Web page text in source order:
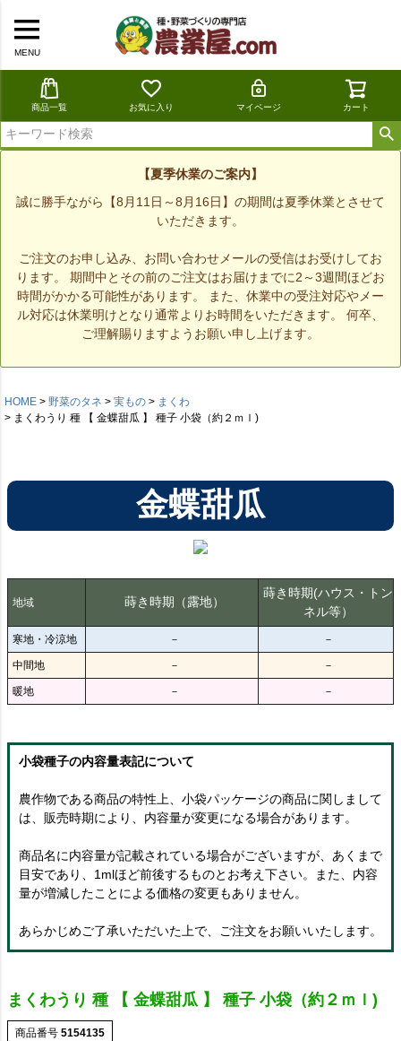
MENU
商品一覧 お気に入り マイページ カート
【夏季休業のご案内】
誠に勝手ながら【8月11日～8月16日】の期間は夏季休業とさせて
いただきます。
ご注文のお申し込み、お問い合わせメールの受信はお受けしてお
ります。 期間中とその前のご注文はお届けまでに2～3週間ほどお
時間がかかる可能性があります。 また、休業中の受注対応やメー
ル対応は休業明けとなり通常よりお時間をいただきます。 何卒、
ご理解賜りますようお願い申し上げます。
HOME 野菜のタネ 実もの
まくわ
まくわうり 種 【 金蝶甜瓜 】 種子 小袋（約２ｍｌ)
金蝶甜瓜
地域 蒔き時期（露地）
蒔き時期(ハウス・トン
ネル等）
寒地・冷涼地 － －
中間地 － －
暖地 － －
小袋種子の内容量表記について
農作物である商品の特性上、小袋パッケージの商品に関しまして
は、販売時期により、内容量が変更になる場合があります。
商品名に内容量が記載されている場合がございますが、あくまで
目安であり、1mlほど前後するものとお考え下さい。また、内容
量が増減したことによる価格の変更もありません。
あらかじめご了承いただいた上で、ご注文をお願いいたします。
まくわうり 種 【 金蝶甜瓜 】 種子 小袋（約２ｍｌ)
商品番号 5154135